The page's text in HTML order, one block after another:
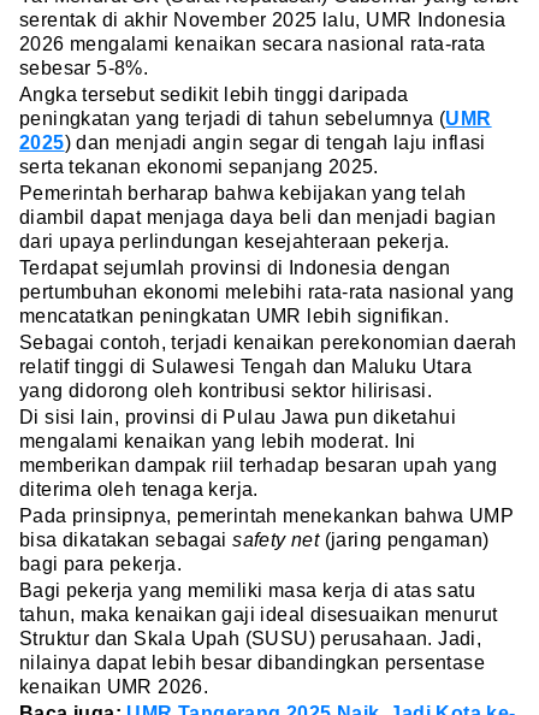
serentak di akhir November 2025 lalu, UMR Indonesia
2026 mengalami kenaikan secara nasional rata-rata
sebesar 5-8%.
Angka tersebut sedikit lebih tinggi daripada
peningkatan yang terjadi di tahun sebelumnya (UMR
2025) dan menjadi angin segar di tengah laju inflasi
serta tekanan ekonomi sepanjang 2025.
Pemerintah berharap bahwa kebijakan yang telah
diambil dapat menjaga daya beli dan menjadi bagian
dari upaya perlindungan kesejahteraan pekerja.
Terdapat sejumlah provinsi di Indonesia dengan
pertumbuhan ekonomi melebihi rata-rata nasional yang
mencatatkan peningkatan UMR lebih signifikan.
Sebagai contoh, terjadi kenaikan perekonomian daerah
relatif tinggi di Sulawesi Tengah dan Maluku Utara
yang didorong oleh kontribusi sektor hilirisasi.
Di sisi lain, provinsi di Pulau Jawa pun diketahui
mengalami kenaikan yang lebih moderat. Ini
memberikan dampak riil terhadap besaran upah yang
diterima oleh tenaga kerja.
Pada prinsipnya, pemerintah menekankan bahwa UMP
bisa dikatakan sebagaisafety net(jaring pengaman)
bagi para pekerja.
Bagi pekerja yang memiliki masa kerja di atas satu
tahun, maka kenaikan gaji ideal disesuaikan menurut
Struktur dan Skala Upah (SUSU) perusahaan. Jadi,
nilainya dapat lebih besar dibandingkan persentase
kenaikan UMR 2026.